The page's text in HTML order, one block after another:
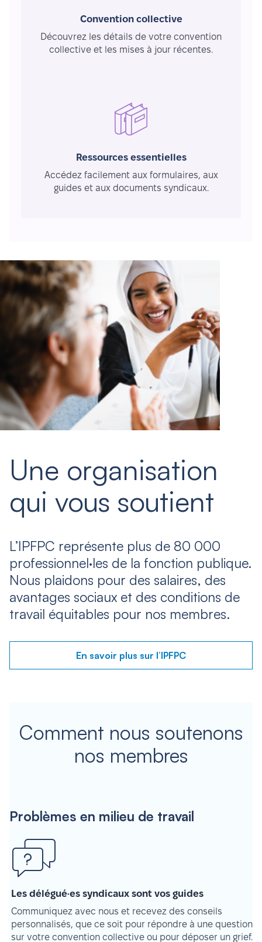
Convention collective
Découvrez les détails de votre convention
collective et les mises à jour récentes.
Ressources essentielles
Accédez facilement aux formulaires, aux
guides et aux documents syndicaux.
Une organisation
qui vous soutient
L’IPFPC représente plus de 80 000
professionnel·les de la fonction publique.
Nous plaidons pour des salaires, des
avantages sociaux et des conditions de
travail équitables pour nos membres.
En savoir plus sur l’IPFPC
Comment nous soutenons
nos membres
Problèmes en milieu de travail
Les délégué·es syndicaux sont vos guides
Communiquez avec nous et recevez des conseils
personnalisés, que ce soit pour répondre à une question
sur votre convention collective ou pour déposer un grief.